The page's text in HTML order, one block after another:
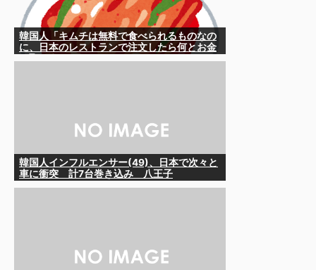
韓国人「キムチは無料で食べられるものなの
に、日本のレストランで注文したら何とお金
韓国人インフルエンサー(49)、日本で次々と
車に衝突 計7台巻き込み 八王子